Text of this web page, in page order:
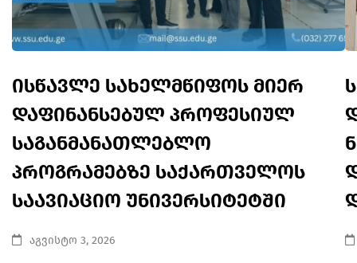
ისწავლე სახელმწიფოს მიერ
დაფინანსებულ პროფესიულ
საგანმანათლებლო
პროგრამებზე საქართველოს
საავიაციო უნივერსიტეტში
აგვისტო 3, 2026